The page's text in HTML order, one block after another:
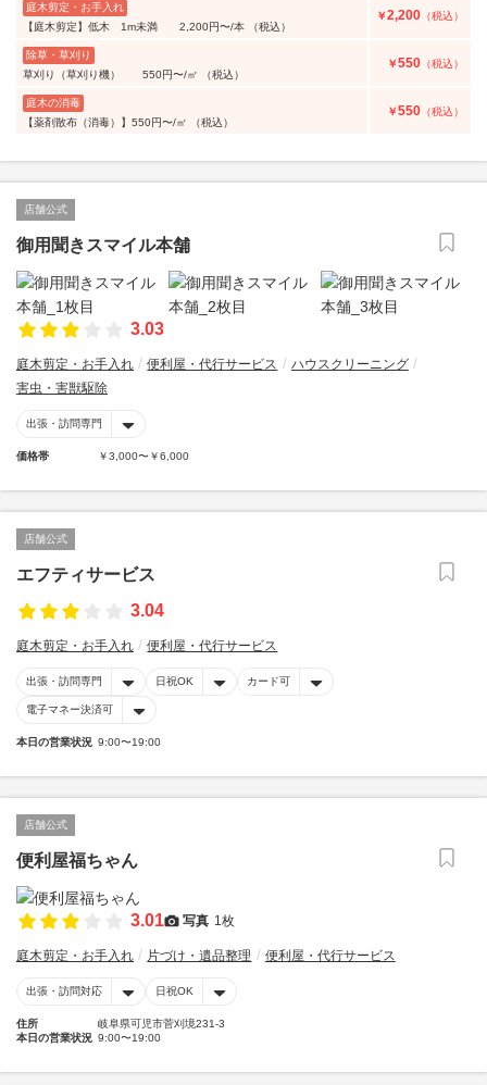
庭木剪定・お手入れ
【庭木剪定】低木 1m未満 2,200円〜/本 （税込）
￥2,200 （税込）
除草・草刈り
草刈り（草刈り機） 550円〜/㎡ （税込）
￥550 （税込）
庭木の消毒
【薬剤散布（消毒）】550円〜/㎡ （税込）
￥550 （税込）
店舗公式
御用聞きスマイル本舗
3.03
庭木剪定・お手入れ 便利屋・代行サービス
ハウスクリーニング
害虫・害獣駆除
出張・訪問専門
価格帯 ￥3,000〜￥6,000
店舗公式
エフティサービス
3.04
庭木剪定・お手入れ 便利屋・代行サービス
出張・訪問専門 日祝OK カード可
電子マネー決済可
本日の営業状況 9:00〜19:00
店舗公式
便利屋福ちゃん
3.01 写真 1枚
庭木剪定・お手入れ 片づけ・遺品整理 便利屋・代行サービス
出張・訪問対応 日祝OK
住所
岐阜県可児市菅刈境231-3
本日の営業状況 9:00〜19:00